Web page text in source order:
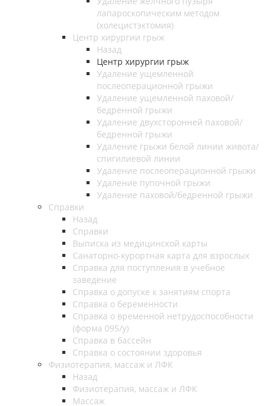
лапароскопическим методом
(холецистэктомия)
Центр хирургии грыж
Назад
Центр хирургии грыж
Удаление ущемленной
послеоперационной грыжи
Удаление ущемленной паховой/
бедренной грыжи
Удаление двухсторонней паховой/
бедренной грыжи
Удаление грыжи белой линии живота/
спигилиевой линии
Удаление послеоперационной грыжи
Удаление пупочной грыжи
Удаление паховой/бедренной грыжи
Справки
Назад
Справки
Выписка из медицинской карты
Санаторно-курортная карта для взрослых
Справка для поступления в учебное
заведение
Справка о допуске к занятиям спорта
Справка о беременности
Справка о временной нетрудоспособности
(форма 095/у)
Справка в бассейн
Справка о состоянии здоровья
Физиотерапия, массаж и ЛФК
Назад
Физиотерапия, массаж и ЛФК
Массаж